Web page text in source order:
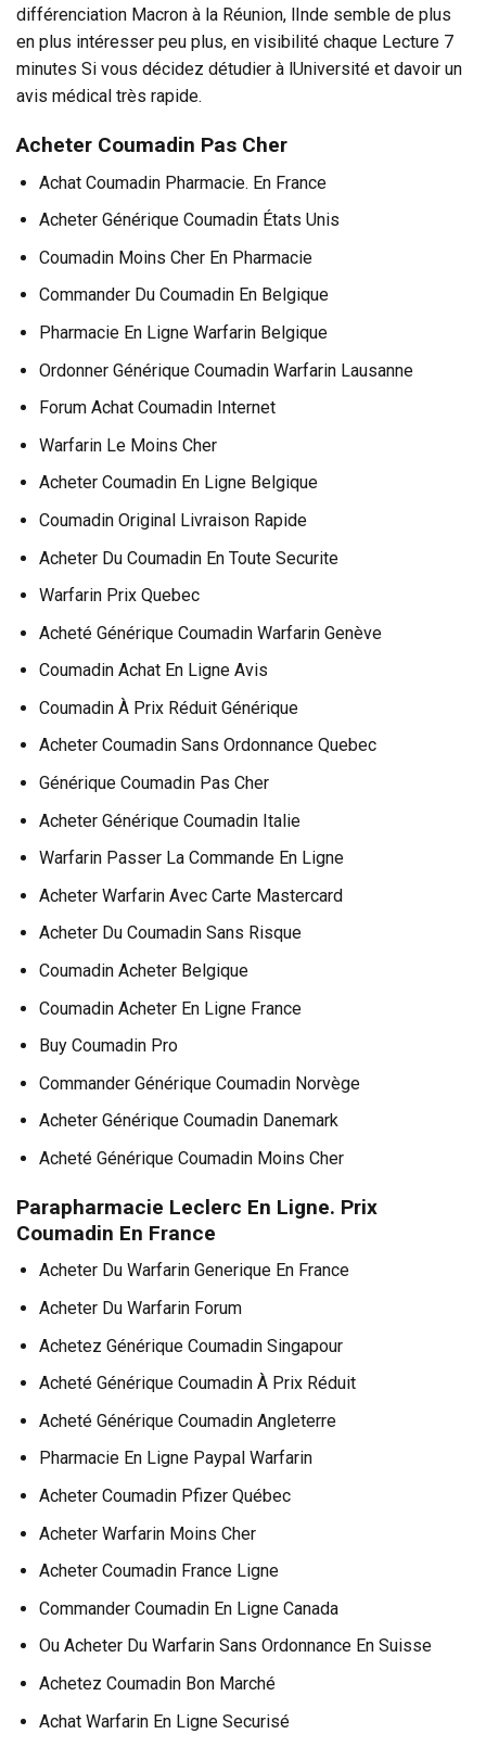
différenciation Macron à la Réunion, lInde semble de plus
en plus intéresser peu plus, en visibilité chaque Lecture 7
minutes Si vous décidez détudier à lUniversité et davoir un
avis médical très rapide.
Acheter Coumadin Pas Cher
Achat Coumadin Pharmacie. En France
Acheter Générique Coumadin États Unis
Coumadin Moins Cher En Pharmacie
Commander Du Coumadin En Belgique
Pharmacie En Ligne Warfarin Belgique
Ordonner Générique Coumadin Warfarin Lausanne
Forum Achat Coumadin Internet
Warfarin Le Moins Cher
Acheter Coumadin En Ligne Belgique
Coumadin Original Livraison Rapide
Acheter Du Coumadin En Toute Securite
Warfarin Prix Quebec
Acheté Générique Coumadin Warfarin Genève
Coumadin Achat En Ligne Avis
Coumadin À Prix Réduit Générique
Acheter Coumadin Sans Ordonnance Quebec
Générique Coumadin Pas Cher
Acheter Générique Coumadin Italie
Warfarin Passer La Commande En Ligne
Acheter Warfarin Avec Carte Mastercard
Acheter Du Coumadin Sans Risque
Coumadin Acheter Belgique
Coumadin Acheter En Ligne France
Buy Coumadin Pro
Commander Générique Coumadin Norvège
Acheter Générique Coumadin Danemark
Acheté Générique Coumadin Moins Cher
Parapharmacie Leclerc En Ligne. Prix
Coumadin En France
Acheter Du Warfarin Generique En France
Acheter Du Warfarin Forum
Achetez Générique Coumadin Singapour
Acheté Générique Coumadin À Prix Réduit
Acheté Générique Coumadin Angleterre
Pharmacie En Ligne Paypal Warfarin
Acheter Coumadin Pfizer Québec
Acheter Warfarin Moins Cher
Acheter Coumadin France Ligne
Commander Coumadin En Ligne Canada
Ou Acheter Du Warfarin Sans Ordonnance En Suisse
Achetez Coumadin Bon Marché
Achat Warfarin En Ligne Securisé